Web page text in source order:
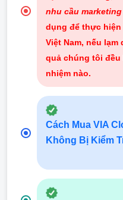
nhu cầu
dụng để thực hiện
Việt Nam, nếu lạm
quả chúng tôi
nhiệm nào.
Cách Mua VIA
Không Bị Kiểm